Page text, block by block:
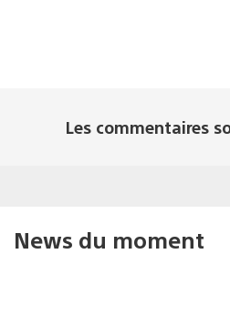
Les commentaires
News du moment